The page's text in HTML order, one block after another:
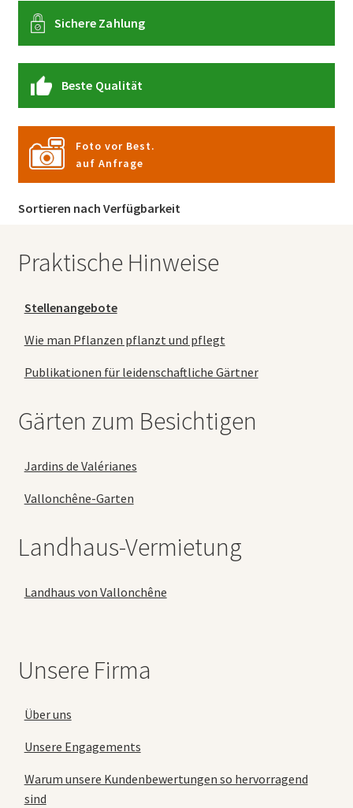
Sichere Zahlung
Beste Qualität
Foto vor Best.
auf Anfrage
Sortieren nach Verfügbarkeit
Praktische Hinweise
Stellenangebote
Wie man Pflanzen pflanzt und pflegt
Publikationen für leidenschaftliche Gärtner
Gärten zum Besichtigen
Jardins de Valérianes
Vallonchêne-Garten
Landhaus-Vermietung
Landhaus von Vallonchêne
Unsere Firma
Über uns
Unsere Engagements
Warum unsere Kundenbewertungen so hervorragend
sind